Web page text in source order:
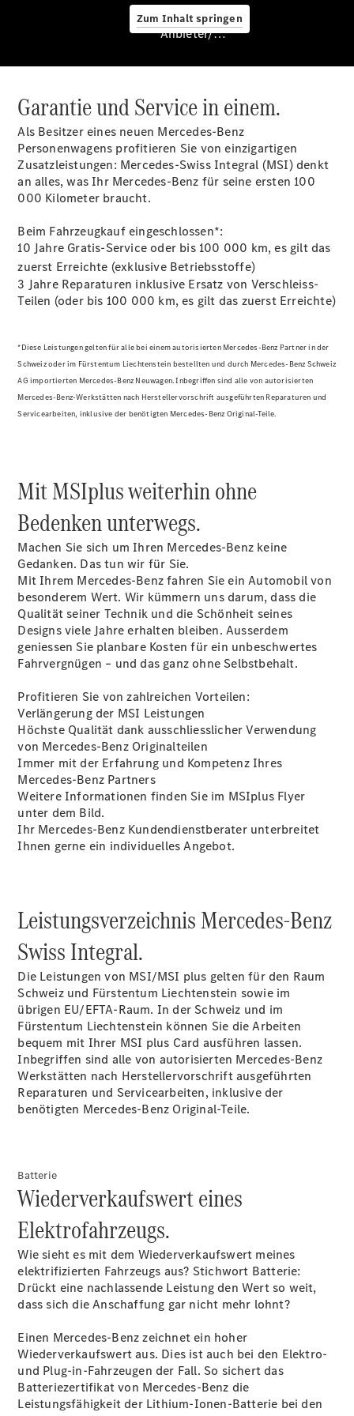
Zum Inhalt springen
Service &
Zubehör
Servicetermin
buchen
Digitale
Ladelösungen
Unterwegs
laden
Pannen- &
Unfallhilfe
Wartung,
Reparatur
&
Garantie
Übersicht
Reparatur
Service &
Garantie
Rückrufe
Ersatzteile
Digitale
Fahrzeugzubehör
Collection
Servicetermin
buchen
Über uns
Standort &
Öffnungszeiten
Ansprechpartner
Unternehmen
Jobs &
Karriere
Kontaktformular
Servicetermin
buchen
Anbieter/Datenschutz
Garantie und Service in einem.
Als Besitzer eines neuen Mercedes-Benz
Personenwagens profitieren Sie von einzigartigen
Zusatzleistungen: Mercedes-Swiss Integral (MSI) denkt
an alles, was Ihr Mercedes-Benz für seine ersten 100
000 Kilometer braucht.
Beim Fahrzeugkauf eingeschlossen*:
10 Jahre Gratis-Service oder bis 100 000 km, es gilt das
zuerst Erreichte (exklusive Betriebsstoffe)
3 Jahre Reparaturen inklusive Ersatz von Verschleiss-
Teilen (oder bis 100 000 km, es gilt das zuerst Erreichte)
*Diese Leistungen gelten für alle bei einem autorisierten Mercedes-Benz Partner in der
Schweiz oder im Fürstentum Liechtenstein bestellten und durch Mercedes-Benz Schweiz
AG importierten Mercedes-Benz Neuwagen. Inbegriffen sind alle von autorisierten
Mercedes-Benz-Werkstätten nach Herstellervorschrift ausgeführten Reparaturen und
Servicearbeiten, inklusive der benötigten Mercedes-Benz Original-Teile.
Mit MSIplus weiterhin ohne
Bedenken unterwegs.
Machen Sie sich um Ihren Mercedes-Benz keine
Gedanken. Das tun wir für Sie.
Mit Ihrem Mercedes-Benz fahren Sie ein Automobil von
besonderem Wert. Wir kümmern uns darum, dass die
Qualität seiner Technik und die Schönheit seines
Designs viele Jahre erhalten bleiben. Ausserdem
geniessen Sie planbare Kosten für ein unbeschwertes
Fahrvergnügen – und das ganz ohne Selbstbehalt.
Profitieren Sie von zahlreichen Vorteilen:
Verlängerung der MSI Leistungen
Höchste Qualität dank ausschliesslicher Verwendung
von Mercedes-Benz Originalteilen
Immer mit der Erfahrung und Kompetenz Ihres
Mercedes-Benz Partners
Weitere Informationen finden Sie im MSIplus Flyer
unter dem Bild.
Ihr Mercedes-Benz Kundendienstberater unterbreitet
Ihnen gerne ein individuelles Angebot.
Leistungsverzeichnis Mercedes-Benz
Swiss Integral.
Die Leistungen von MSI/MSI plus gelten für den Raum
Schweiz und Fürstentum Liechtenstein sowie im
übrigen EU/EFTA-Raum. In der Schweiz und im
Fürstentum Liechtenstein können Sie die Arbeiten
bequem mit Ihrer MSI plus Card ausführen lassen.
Inbegriffen sind alle von autorisierten Mercedes-Benz
Werkstätten nach Herstellervorschrift ausgeführten
Reparaturen und Servicearbeiten, inklusive der
benötigten Mercedes-Benz Original-Teile.
Batterie
Wiederverkaufswert eines
Elektrofahrzeugs.
Wie sieht es mit dem Wiederverkaufswert meines
elektrifizierten Fahrzeugs aus? Stichwort Batterie:
Drückt eine nachlassende Leistung den Wert so weit,
dass sich die Anschaffung gar nicht mehr lohnt?
Einen Mercedes-Benz zeichnet ein hoher
Wiederverkaufswert aus. Dies ist auch bei den Elektro-
und Plug-in-Fahrzeugen der Fall. So sichert das
Batteriezertifikat von Mercedes-Benz die
Leistungsfähigkeit der Lithium-Ionen-Batterie bei den